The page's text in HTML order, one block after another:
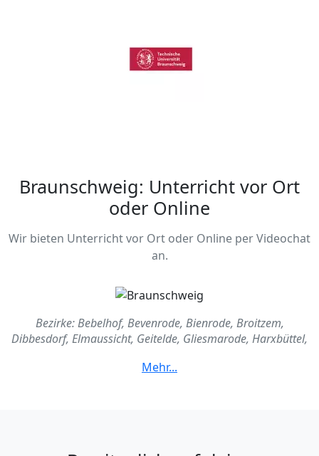
Braunschweig: Unterricht vor Ort
oder Online
Wir bieten Unterricht vor Ort oder Online per Videochat
an.
Bezirke: Bebelhof, Bevenrode, Bienrode, Broitzem,
Dibbesdorf, Elmaussicht, Geitelde, Gliesmarode, Harxbüttel,
Lehndorf, Leiferde, Mascherode, Melverode, Ölper, Querum,